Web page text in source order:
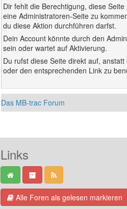
Dir fehlt die Berechtigung, diese
eine Administratoren-Seite zu
du diese Aktion durchführen darfst.
Dein Account könnte durch den
sein oder wartet auf Aktivierung.
Du rufst diese Seite direkt auf,
oder den entsprechenden Link zu
Das MB-trac Forum
Links
Alle Foren als gelesen markieren